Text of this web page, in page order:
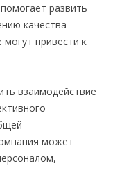
развить
качества
привести к
взаимодействие
может